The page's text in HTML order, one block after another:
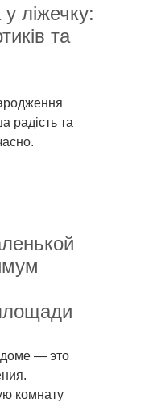
ліжечку:
та
радість та
— это
комнату